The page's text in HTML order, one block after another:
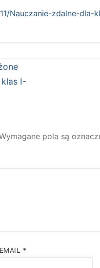
Nauczanie-zdalne-dla-
I-
pola są
*